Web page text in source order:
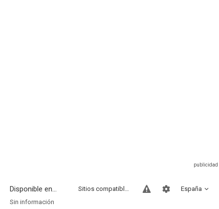
Disponible en... España
Sitios compatibles
Sin información